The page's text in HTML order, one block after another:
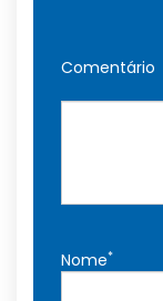
Comentário
Nome*